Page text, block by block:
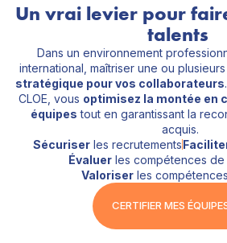
Un vrai levier pour
talents
Dans un environnement
international, maîtriser une ou
stratégique pour vos collaborateurs
CLOE, vous optimisez la montée en
équipes tout en garantissant la
acquis.
Sécuriser les recrutements
Évaluer les compétences
Valoriser les
CERTIFIER MES